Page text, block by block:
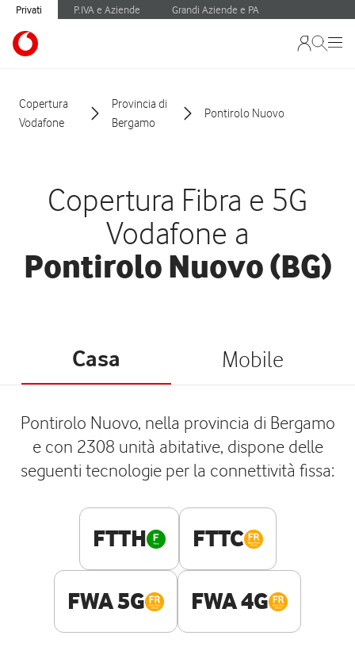
Privati P.IVA e Aziende Grandi Aziende e PA
Copertura
Vodafone
Provincia di
Bergamo
Pontirolo Nuovo
Copertura Fibra e 5G
Vodafone a
Pontirolo Nuovo (BG)
Casa Mobile
Pontirolo Nuovo, nella provincia di Bergamo
e con 2308 unità abitative, dispone delle
seguenti tecnologie per la connettività fissa:
FTTH FTTC
FWA 5G FWA 4G